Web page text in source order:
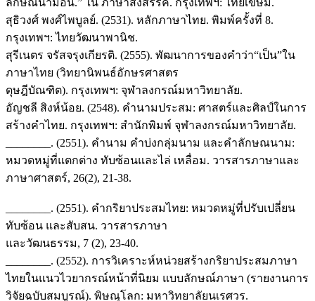
ลักษณนามอัน.” ใน ภาษาสังสรรค์. กรุงเทพฯ: ไทยเขษม.
สุธิวงศ์ พงศ์ไพบูลย์. (2531). หลักภาษาไทย. พิมพ์ครั้งที่ 8.
กรุงเทพฯ: ไทยวัฒนาพานิช.
สุรีเนตร จรัสจรุงเกียรติ. (2555). พัฒนาการของคำว่า“เป็น”ใน
ภาษาไทย (วิทยานิพนธ์อักษรศาสตร
ดุษฎีบัณฑิต). กรุงเทพฯ: จุฬาลงกรณ์มหาวิทยาลัย.
อัญชลี สิงห์น้อย. (2548). คำนามประสม: ศาสตร์และศิลป์ในการ
สร้างคำไทย. กรุงเทพฯ: สำนักพิมพ์ จุฬาลงกรณ์มหาวิทยาลัย.
________. (2551). คำนาม คำบ่งกลุ่มนาม และคำลักษณนาม:
หมวดหมู่ที่แตกต่าง ทับซ้อนและไล่ เหลื่อม. วารสารภาษาและ
ภาษาศาสตร์, 26(2), 21-38.
________. (2551). คำกริยาประสมไทย: หมวดหมู่ที่ปรับเปลี่ยน
ทับซ้อน และสับสน. วารสารภาษา
และวัฒนธรรม, 7 (2), 23-40.
________. (2552). การวิเคราะห์หน่วยสร้างกริยาประสมภาษา
ไทยในแนวไวยากรณ์หน้าที่นิยม แบบลักษณ์ภาษา (รายงานการ
วิจัยฉบับสมบูรณ์). พิษณุโลก: มหาวิทยาลัยนเรศวร.